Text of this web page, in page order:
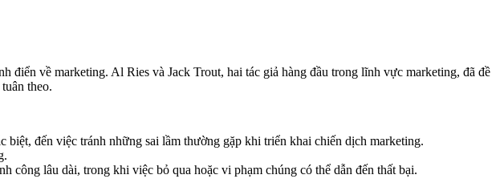
điển về marketing. Al Ries và Jack Trout, hai tác giả hàng đầu trong lĩnh vực marketing, đã đề
theo.
đến việc tránh những sai lầm thường gặp khi triển khai chiến dịch marketing.
công lâu dài, trong khi việc bỏ qua hoặc vi phạm chúng có thể dẫn đến thất bại.